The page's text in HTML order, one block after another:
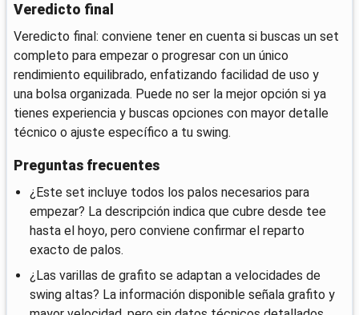
Veredicto final
Veredicto final: conviene tener en cuenta si buscas un set
completo para empezar o progresar con un único
rendimiento equilibrado, enfatizando facilidad de uso y
una bolsa organizada. Puede no ser la mejor opción si ya
tienes experiencia y buscas opciones con mayor detalle
técnico o ajuste específico a tu swing.
Preguntas frecuentes
¿Este set incluye todos los palos necesarios para
empezar? La descripción indica que cubre desde tee
hasta el hoyo, pero conviene confirmar el reparto
exacto de palos.
¿Las varillas de grafito se adaptan a velocidades de
swing altas? La información disponible señala grafito y